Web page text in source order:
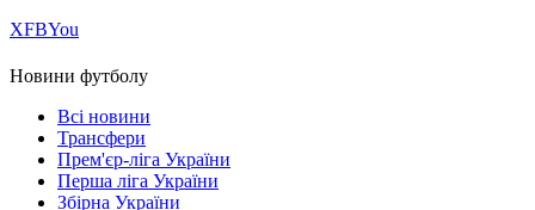
ХFBYou
Новини футболу
Всі новини
Трансфери
Прем'єр-ліга України
Перша ліга України
Збірна України